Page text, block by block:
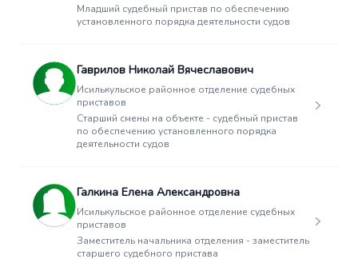
Младший судебный пристав по обеспечению
установленного порядка деятельности судов
Гаврилов Николай Вячеславович
Исилькульское районное отделение судебных
приставов
Старший смены на объекте - судебный пристав
по обеспечению установленного порядка
деятельности судов
Галкина Елена Александровна
Исилькульское районное отделение судебных
приставов
Заместитель начальника отделения - заместитель
старшего судебного пристава